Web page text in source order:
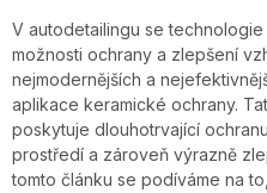
V autodetailingu se
možnosti ochrany a zlepšení
nejmodernějších a
aplikace keramické ochrany.
poskytuje dlouhotrvající
prostředí a zároveň výrazně
tomto článku se podíváme na